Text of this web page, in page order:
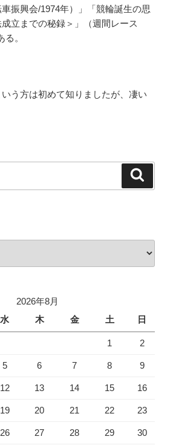
振興会/1974年）」「競輪誕生の思
立までの秘録＞」（週間レース
。
う方は初めて知りましたが、凄い
2026年8月
水 木 金 土 日
1 2
5 6 7 8 9
12 13 14 15 16
19 20 21 22 23
26 27 28 29 30